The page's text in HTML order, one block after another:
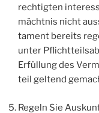
rech­tig­ten
mächt­nis nicht
ta­ment bereits
unter
Erfül­lung des
teil gel­tend
Regeln Sie